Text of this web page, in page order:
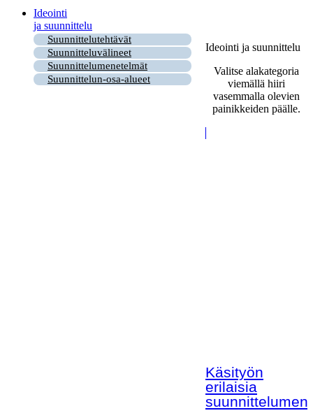
Ideointi
ja suunnittelu
Suunnittelutehtävät
Suunnitteluvälineet
Suunnittelumenetelmät
Suunnittelun-osa-alueet
Ideointi ja suunnittelu
Valitse alakategoria
viemällä hiiri
vasemmalla olevien
painikkeiden päälle.
Käsityön
erilaisia